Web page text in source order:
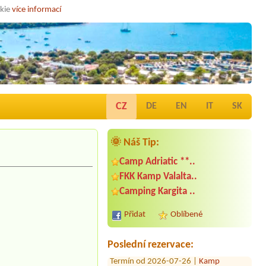
více informací
CZ DE EN IT SK
🌞 Náš Tip:
Camp Adriatic **..
FKK Kamp Valalta..
Camping Kargita ..
Přidat Oblíbené
Poslední rezervace:
Termín od 2026-08-17 |
Kastanija ***
Termín od 2026-07-26 |
Polje ***
Termín od 2026-07-26 |
Tramontana *